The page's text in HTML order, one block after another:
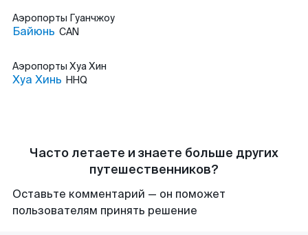
Аэропорты Гуанчжоу
Байюнь CAN
Аэропорты Хуа Хин
Хуа Хинь HHQ
Часто летаете и знаете больше других
путешественников?
Оставьте комментарий — он поможет
пользователям принять решение